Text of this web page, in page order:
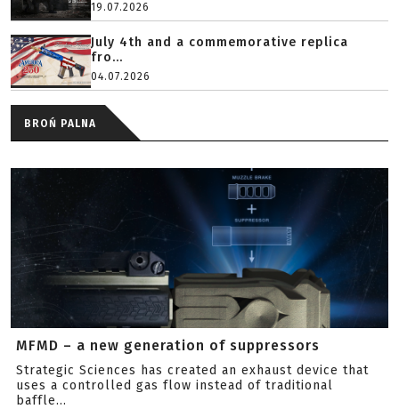
19.07.2026
July 4th and a commemorative replica
fro...
04.07.2026
BROŃ PALNA
MFMD – a new generation of suppressors
Strategic Sciences has created an exhaust device that
uses a controlled gas flow instead of traditional
baffle...